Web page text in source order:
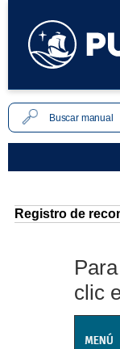
Registro de
clic